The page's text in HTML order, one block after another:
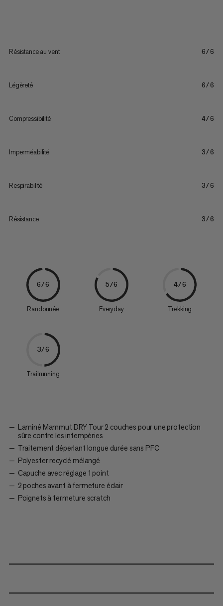
Résistance au vent 6/6
Légèreté 6/6
Compressibilité 4/6
Imperméabilité 3/6
Respirabilité 3/6
Résistance 3/6
6/6
Randonnée
5/6
Everyday
4/6
Trekking
3/6
Trailrunning
Laminé Mammut DRY Tour 2 couches pour une protection
sûre contre les intempéries
Traitement déperlant longue durée sans PFC
Polyester recyclé mélangé
Capuche avec réglage 1 point
2 poches avant à fermeture éclair
Poignets à fermeture scratch